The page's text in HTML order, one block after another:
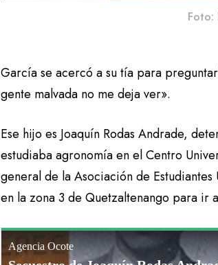
Foto:
García se acercó a su tía para
gente malvada no me deja ver».
Ese hijo es Joaquín Rodas Andrade,
estudiaba agronomía en el Centro
general de la Asociación de
en la zona 3 de Quetzaltenango para ir